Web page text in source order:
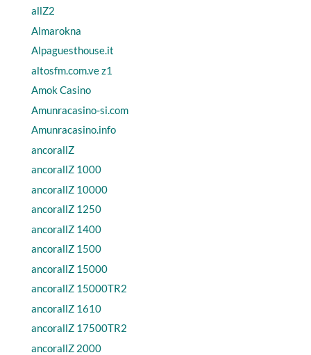
allZ2
Almarokna
Alpaguesthouse.it
altosfm.com.ve z1
Amok Casino
Amunracasino-si.com
Amunracasino.info
ancorallZ
ancorallZ 1000
ancorallZ 10000
ancorallZ 1250
ancorallZ 1400
ancorallZ 1500
ancorallZ 15000
ancorallZ 15000TR2
ancorallZ 1610
ancorallZ 17500TR2
ancorallZ 2000